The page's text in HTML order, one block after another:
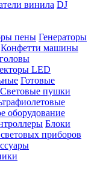
винила DJ
пены Генераторы
Конфетти машины
LED
Готовые
Световые пушки
оборудование
Блоки
приборов